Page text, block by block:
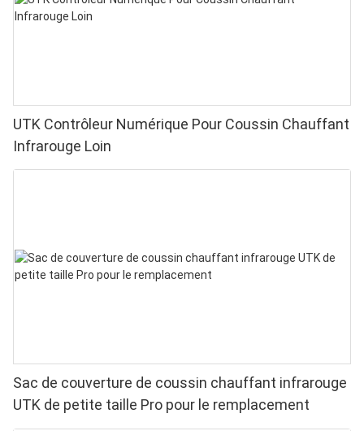
UTK Contrôleur Numérique Pour Coussin Chauffant
Infrarouge Loin
Sac de couverture de coussin chauffant infrarouge
UTK de petite taille Pro pour le remplacement